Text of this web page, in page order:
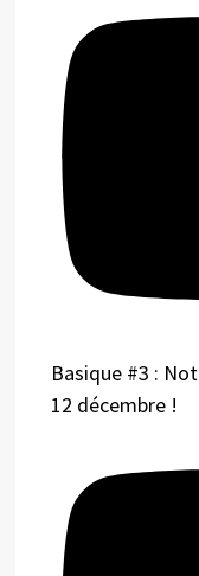
Basique #3 :
12 décembre !